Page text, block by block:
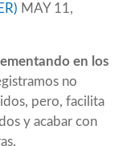
MAY 11,
en los
no
pero, facilita
y acabar con